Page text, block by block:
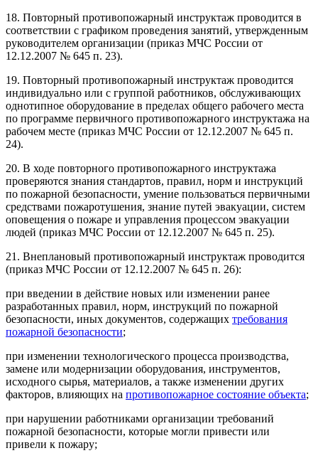
18. Повторный противопожарный инструктаж проводится в
соответствии с графиком проведения занятий, утвержденным
руководителем организации (приказ МЧС России от
12.12.2007 № 645 п. 23).
19. Повторный противопожарный инструктаж проводится
индивидуально или с группой работников, обслуживающих
однотипное оборудование в пределах общего рабочего места
по программе первичного противопожарного инструктажа на
рабочем месте (приказ МЧС России от 12.12.2007 № 645 п.
24).
20. В ходе повторного противопожарного инструктажа
проверяются знания стандартов, правил, норм и инструкций
по пожарной безопасности, умение пользоваться первичными
средствами пожаротушения, знание путей эвакуации, систем
оповещения о пожаре и управления процессом эвакуации
людей (приказ МЧС России от 12.12.2007 № 645 п. 25).
21. Внеплановый противопожарный инструктаж проводится
(приказ МЧС России от 12.12.2007 № 645 п. 26):
при введении в действие новых или изменении ранее
разработанных правил, норм, инструкций по пожарной
безопасности, иных документов, содержащих требования
пожарной безопасности;
при изменении технологического процесса производства,
замене или модернизации оборудования, инструментов,
исходного сырья, материалов, а также изменении других
факторов, влияющих на противопожарное состояние объекта;
при нарушении работниками организации требований
пожарной безопасности, которые могли привести или
привели к пожару;